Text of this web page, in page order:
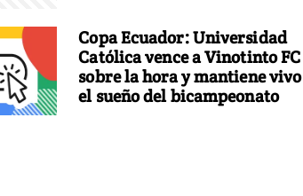
Copa Ecuador: Universidad
Católica vence a Vinotinto FC
sobre la hora y mantiene vivo
el sueño del bicampeonato